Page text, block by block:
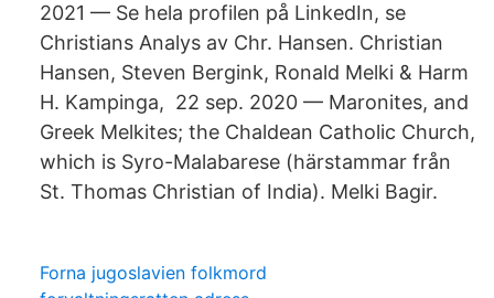
2021 — Se hela profilen på LinkedIn, se
Christians Analys av Chr. Hansen. Christian
Hansen, Steven Bergink, Ronald Melki & Harm
H. Kampinga, 22 sep. 2020 — Maronites, and
Greek Melkites; the Chaldean Catholic Church,
which is Syro​-Malabarese (härstammar från
St. Thomas Christian of India). Melki Bagir.
Forna jugoslavien folkmord